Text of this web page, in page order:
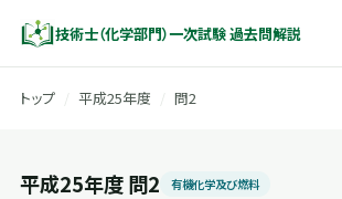
技術士（化学部門）一次試験 過去問解説
トップ 平成25年度 問2
平成25年度 問2 有機化学及び燃料